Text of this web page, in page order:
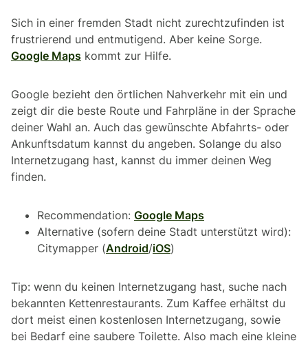
Sich in einer fremden Stadt nicht zurechtzufinden ist
frustrierend und entmutigend. Aber keine Sorge.
Google Maps kommt zur Hilfe.
Google bezieht den örtlichen Nahverkehr mit ein und
zeigt dir die beste Route und Fahrpläne in der Sprache
deiner Wahl an. Auch das gewünschte Abfahrts- oder
Ankunftsdatum kannst du angeben. Solange du also
Internetzugang hast, kannst du immer deinen Weg
finden.
Recommendation: Google Maps
Alternative (sofern deine Stadt unterstützt wird):
Citymapper (Android/iOS)
Tip: wenn du keinen Internetzugang hast, suche nach
bekannten Kettenrestaurants. Zum Kaffee erhältst du
dort meist einen kostenlosen Internetzugang, sowie
bei Bedarf eine saubere Toilette. Also mach eine kleine